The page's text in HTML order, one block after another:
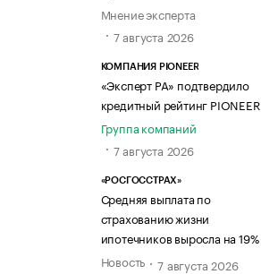
Мнение эксперта
7 августа 2026
КОМПАНИЯ PIONEER
«Эксперт РА» подтвердило
кредитный рейтинг PIONEER
Группа компаний
7 августа 2026
«РОСГОССТРАХ»
Средняя выплата по
страхованию жизни
ипотечников выросла на 19%
Новость
7 августа 2026